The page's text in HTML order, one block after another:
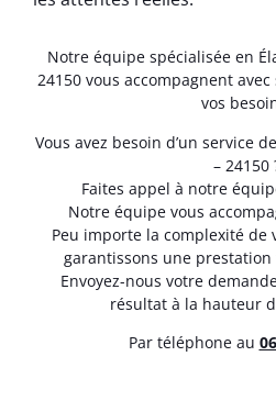
Notre équipe spécialisée en
24150 vous accompagnent
vos
Vous avez besoin d’un service
– 24150
Faites appel à notre
Notre équipe vous
Peu importe la complexité de
garantissons une
Envoyez-nous votre
résultat à la hauteur
Par téléphone au